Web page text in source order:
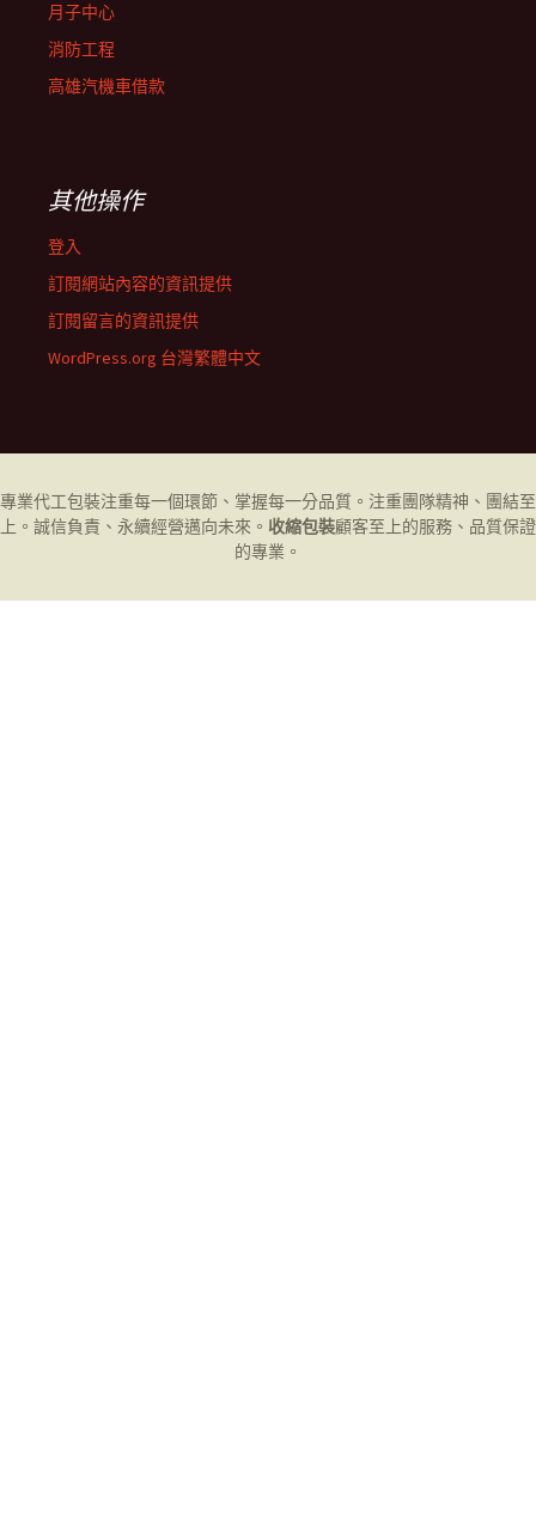
月子中心
消防工程
高雄汽機車借款
其他操作
登入
訂閱網站內容的資訊提供
訂閱留言的資訊提供
WordPress.org 台灣繁體中文
專業代工包裝注重每一個環節、掌握每一分品質。注重團隊精神、團結至
上。誠信負責、永續經營邁向未來。 收縮包裝顧客至上的服務、品質保證
的專業。